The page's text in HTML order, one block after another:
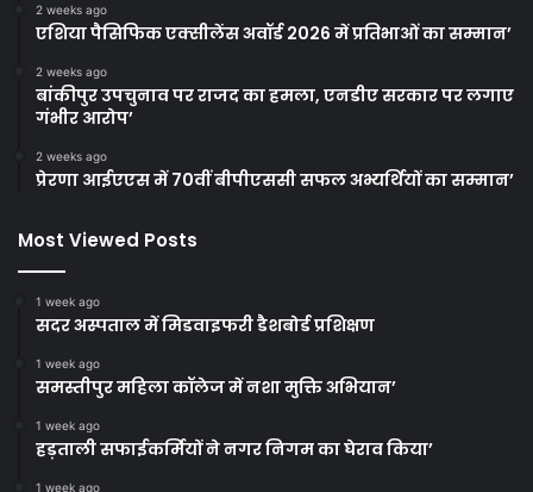
2 weeks ago
एशिया पैसिफिक एक्सीलेंस अवॉर्ड 2026 में प्रतिभाओं का सम्मान’
2 weeks ago
बांकीपुर उपचुनाव पर राजद का हमला, एनडीए सरकार पर लगाए
गंभीर आरोप’
2 weeks ago
प्रेरणा आईएएस में 70वीं बीपीएससी सफल अभ्यर्थियों का सम्मान’
Most Viewed Posts
1 week ago
सदर अस्पताल में मिडवाइफरी डैशबोर्ड प्रशिक्षण
1 week ago
समस्तीपुर महिला कॉलेज में नशा मुक्ति अभियान’
1 week ago
हड़ताली सफाईकर्मियों ने नगर निगम का घेराव किया’
1 week ago